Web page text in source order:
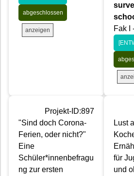
abgeschlossen
anzeigen
Fak I
Projekt-ID:897
"Sind doch Corona-
Ferien, oder nicht?"
Eine
Schüler*innenbefragu
ng zur ersten
Lust
für
und